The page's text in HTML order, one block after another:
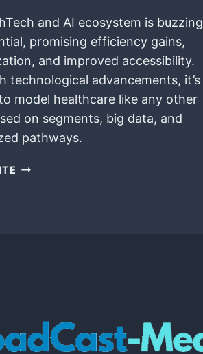
and AI ecosystem is buzzing
promising efficiency gains,
and improved accessibility.
technological advancements, it’s
model healthcare like any other
on segments, big data, and
pathways.